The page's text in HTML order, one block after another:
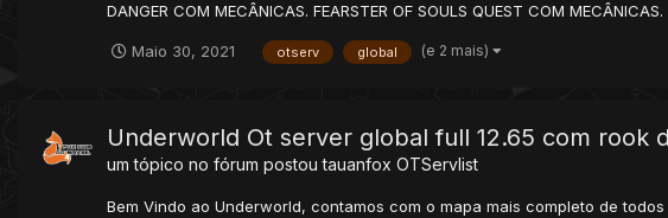
DANGER COM MECÂNICAS. FEARSTER OF SOULS QUEST COM
Maio 30, 2021 otserv global (e 2 mais)
Underworld Ot server global full 12.65 com rook
um tópico no fórum postoutauanfox OTServlist
Bem Vindo ao Underworld, contamos com o mapa mais completo de